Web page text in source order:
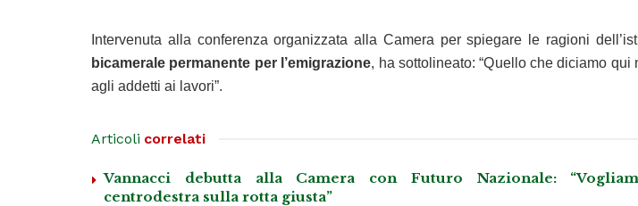
Intervenuta alla conferenza organizzata alla Camera per spiegare le ragioni
bicamerale permanente per l’emigrazione, ha sottolineato: “Quello che diciamo qui
agli addetti ai lavori”.
Articoli correlati
Vannacci debutta alla Camera con Futuro Nazionale:
centrodestra sulla rotta giusta”